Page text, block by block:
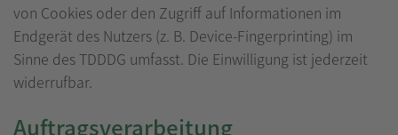
von Cookies oder den Zugriff auf Informationen im
Endgerät des Nutzers (z. B. Device-Fingerprinting) im
Sinne des TDDDG umfasst. Die Einwilligung ist jederzeit
widerrufbar.
Auftragsverarbeitung